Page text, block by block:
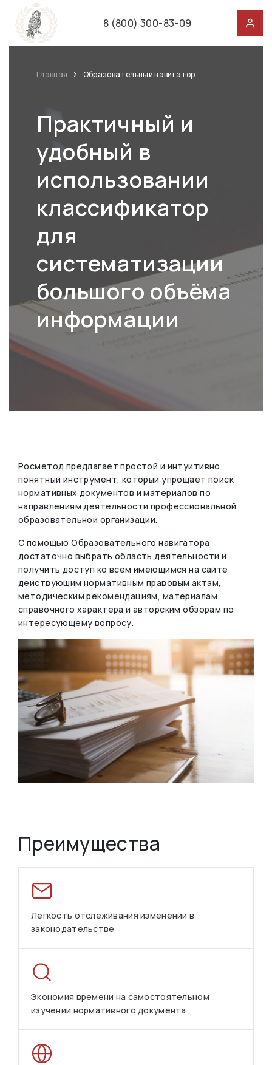
8 (800) 300-83-09
Главная Образовательный навигатор
Практичный и
удобный в
использовании
классификатор
для
систематизации
большого объёма
информации
Росметод предлагает простой и интуитивно
понятный инструмент, который упрощает поиск
нормативных документов и материалов по
направлениям деятельности профессиональной
образовательной организации.
С помощью Образовательного навигатора
достаточно выбрать область деятельности и
получить доступ ко всем имеющимся на сайте
действующим нормативным правовым актам,
методическим рекомендациям, материалам
справочного характера и авторским обзорам по
интересующему вопросу.
Преимущества
Легкость отслеживания изменений в
законодательстве
Экономия времени на самостоятельном
изучении нормативного документа